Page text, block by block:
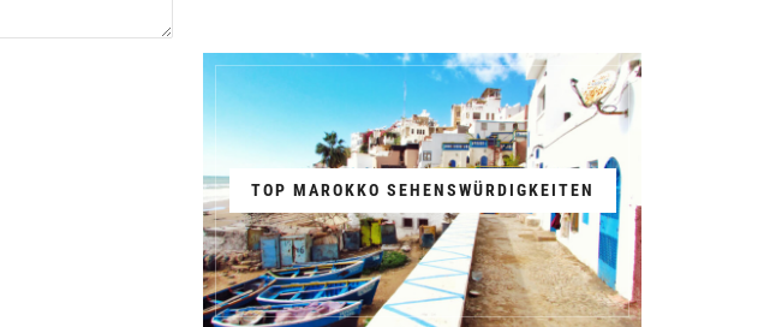
TOP MAROKKO SEHENSWÜRDIGKEITEN